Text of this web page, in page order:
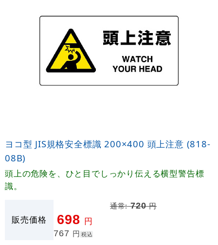
ヨコ型 JIS規格安全標識 200×400 頭上注意 (818-
08B)
頭上の危険を、ひと目でしっかり伝える横型警告標
識。
販売価格
通常:720円
698 円
767 円 税込